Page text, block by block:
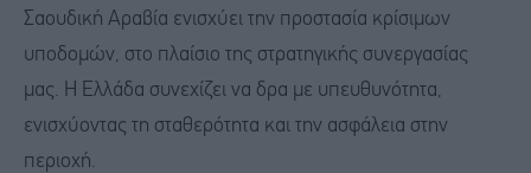
Σαουδική Αραβία ενισχύει την προστασία κρίσιμων
υποδομών, στο πλαίσιο της στρατηγικής συνεργασίας
μας. Η Ελλάδα συνεχίζει να δρα με υπευθυνότητα,
ενισχύοντας τη σταθερότητα και την ασφάλεια στην
περιοχή.